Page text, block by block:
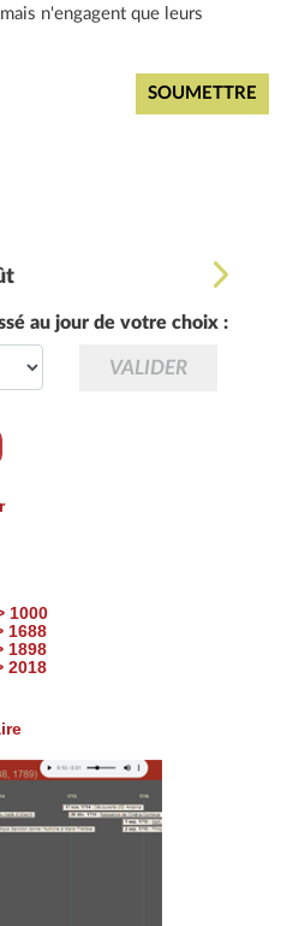
n'engagent que leurs
au jour de votre choix :
1000
1688
1898
2018